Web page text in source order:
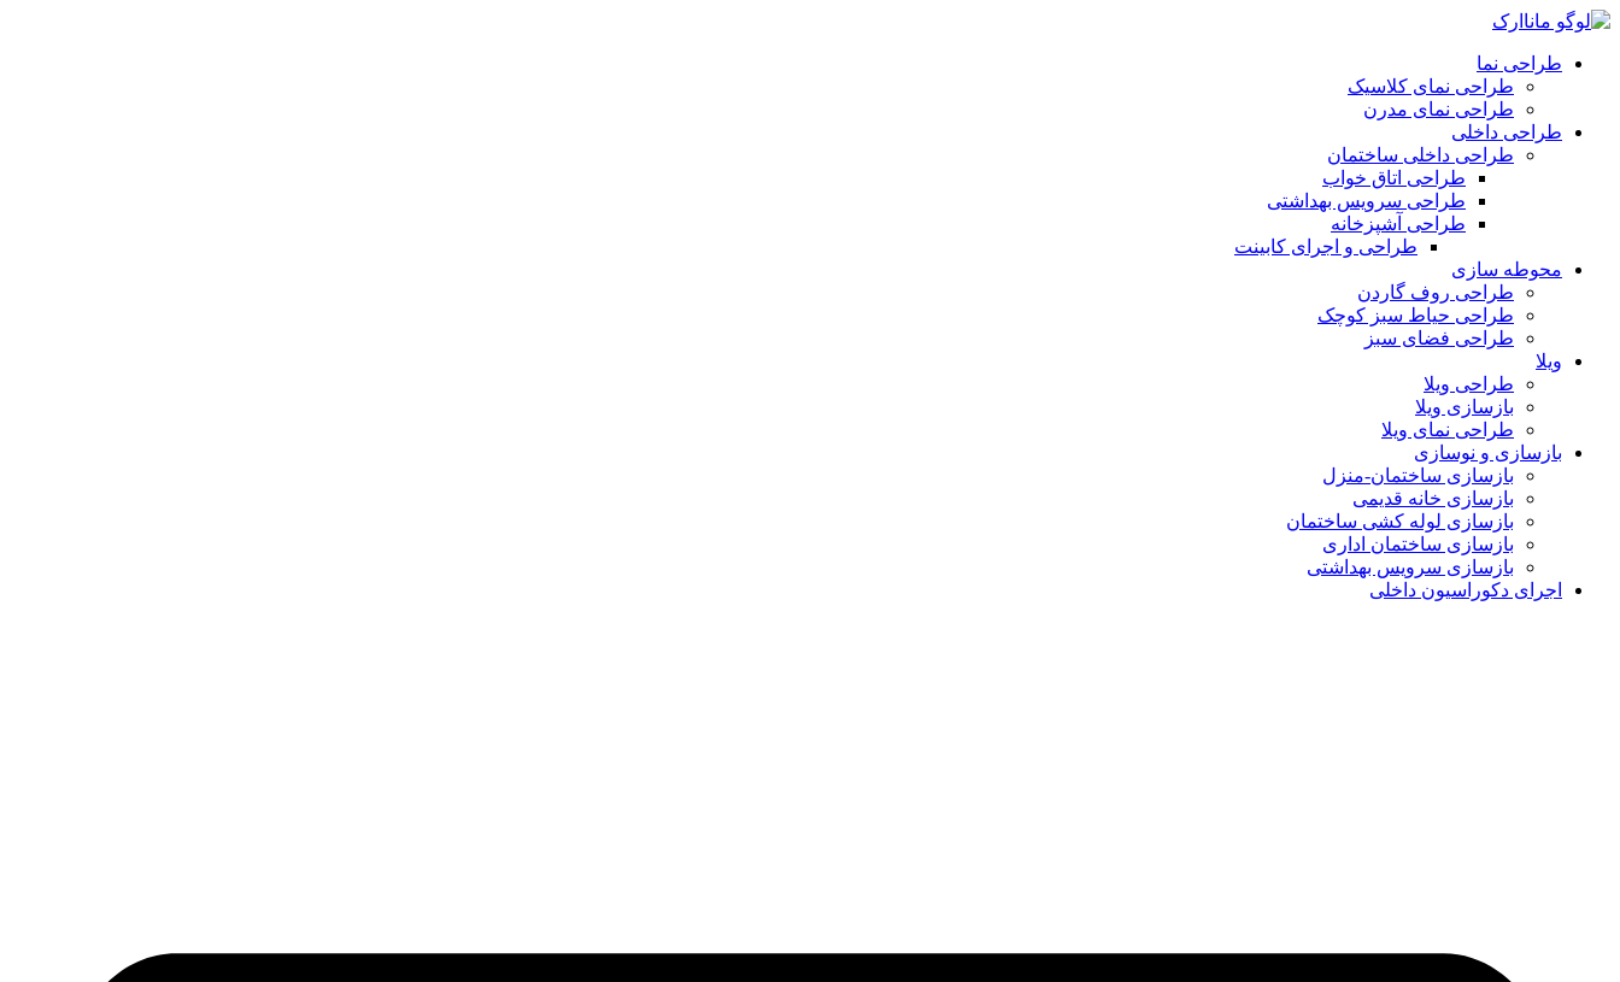
طراحی نما
طراحی نمای کلاسیک
طراحی نمای مدرن
طراحی داخلی
طراحی داخلی ساختمان
طراحی اتاق خواب
طراحی سرویس بهداشتی
طراحی آشپزخانه
طراحی و اجرای کابینت
محوطه سازی
طراحی روف گاردن
طراحی حیاط سبز کوچک
طراحی فضای سبز
ویلا
طراحی ویلا
بازسازی ویلا
طراحی نمای ویلا
بازسازی و نوسازی
بازسازی ساختمان-منزل
بازسازی خانه قدیمی
بازسازی لوله کشی ساختمان
بازسازی ساختمان اداری
بازسازی سرویس بهداشتی
اجرای دکوراسیون داخلی